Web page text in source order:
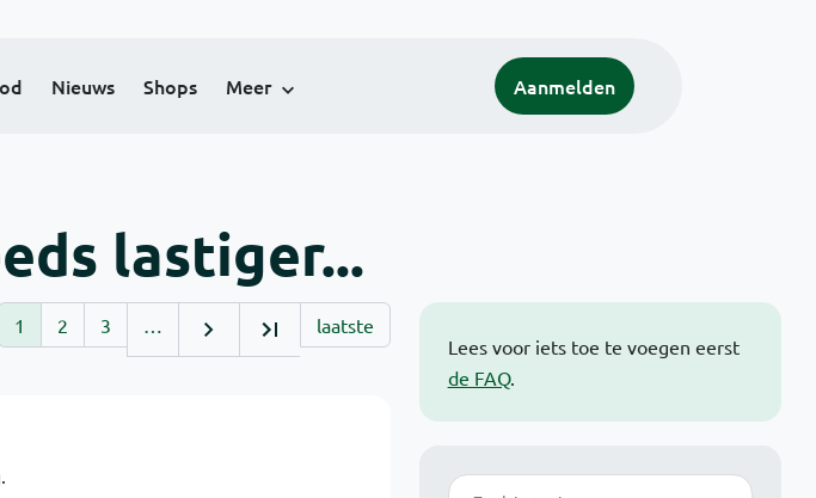
Nieuws Shops Meer Aanmelden
lastiger...
Lees voor iets toe te voegen eerst
de FAQ.
Zoek
1 2 3 … laatste